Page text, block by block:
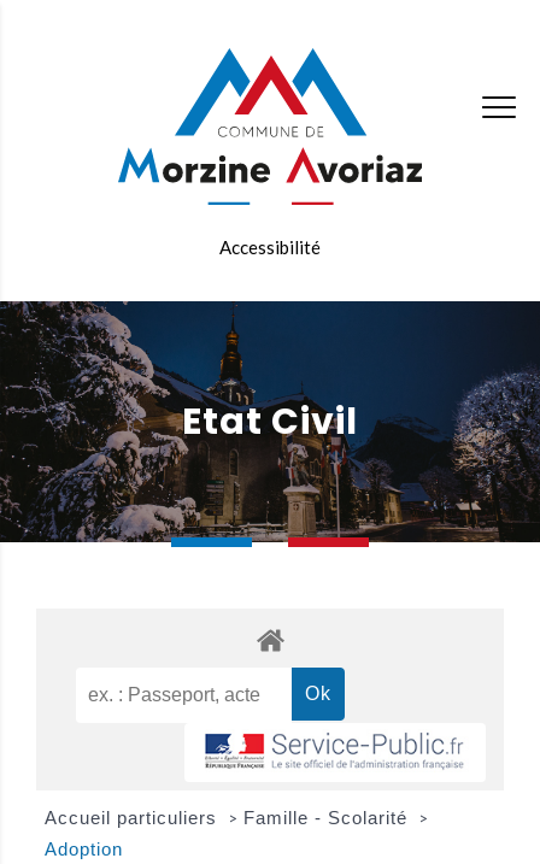
Accessibilité
Etat Civil
Accueil particuliers > Famille - Scolarité >
Adoption